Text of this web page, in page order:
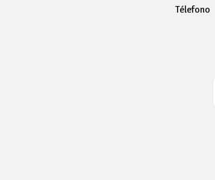
Télefono